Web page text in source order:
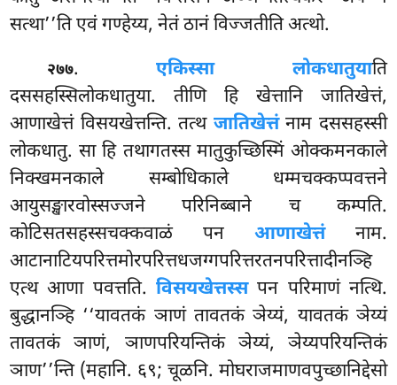
सत्था’’ति एवं गण्हेय्य, नेतं ठानं विज्जतीति अत्थो.
२७७.एकिस्सा लोकधातुयाति
दससहस्सिलोकधातुया. तीणि हि खेत्तानि जातिखेत्तं,
आणाखेत्तं विसयखेत्तन्ति. तत्थ जातिखेत्तंनाम दससहस्सी
लोकधातु. सा हि तथागतस्स मातुकुच्छिस्मिं ओक्कमनकाले
निक्खमनकाले सम्बोधिकाले धम्मचक्कप्पवत्तने
आयुसङ्खारवोस्सज्जने परिनिब्बाने च कम्पति.
कोटिसतसहस्सचक्कवाळं पन आणाखेत्तंनाम.
आटानाटियपरित्तमोरपरित्तधजग्गपरित्तरतनपरित्तादीनञ्हि
एत्थ आणा पवत्तति. विसयखेत्तस्सपन परिमाणं नत्थि.
बुद्धानञ्हि ‘‘यावतकं ञाणं तावतकं ञेय्यं, यावतकं ञेय्यं
तावतकं ञाणं, ञाणपरियन्तिकं ञेय्यं, ञेय्यपरियन्तिकं
ञाण’’न्ति (महानि. ६९; चूळनि. मोघराजमाणवपुच्छानिद्देसो